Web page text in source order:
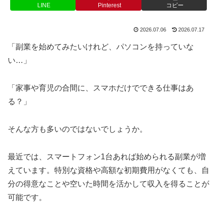
LINE Pinterest コピー
2026.07.06 2026.07.17
「副業を始めてみたいけれど、パソコンを持っていな
い…」
「家事や育児の合間に、スマホだけでできる仕事はあ
る？」
そんな方も多いのではないでしょうか。
最近では、スマートフォン1台あれば始められる副業が増
えています。特別な資格や高額な初期費用がなくても、自
分の得意なことや空いた時間を活かして収入を得ることが
可能です。